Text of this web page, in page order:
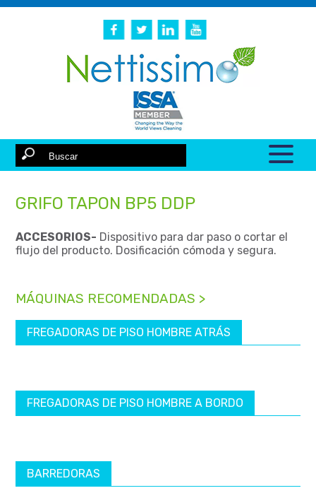
GRIFO TAPON BP5 DDP
ACCESORIOS- Dispositivo para dar paso o cortar el
flujo del producto. Dosificación cómoda y segura.
MÁQUINAS RECOMENDADAS >
FREGADORAS DE PISO HOMBRE ATRÁS
FREGADORAS DE PISO HOMBRE A BORDO
BARREDORAS